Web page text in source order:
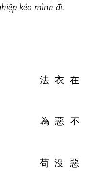
kéo mình đi.
法 衣 在
為 惡 不
giả 苟 沒 惡